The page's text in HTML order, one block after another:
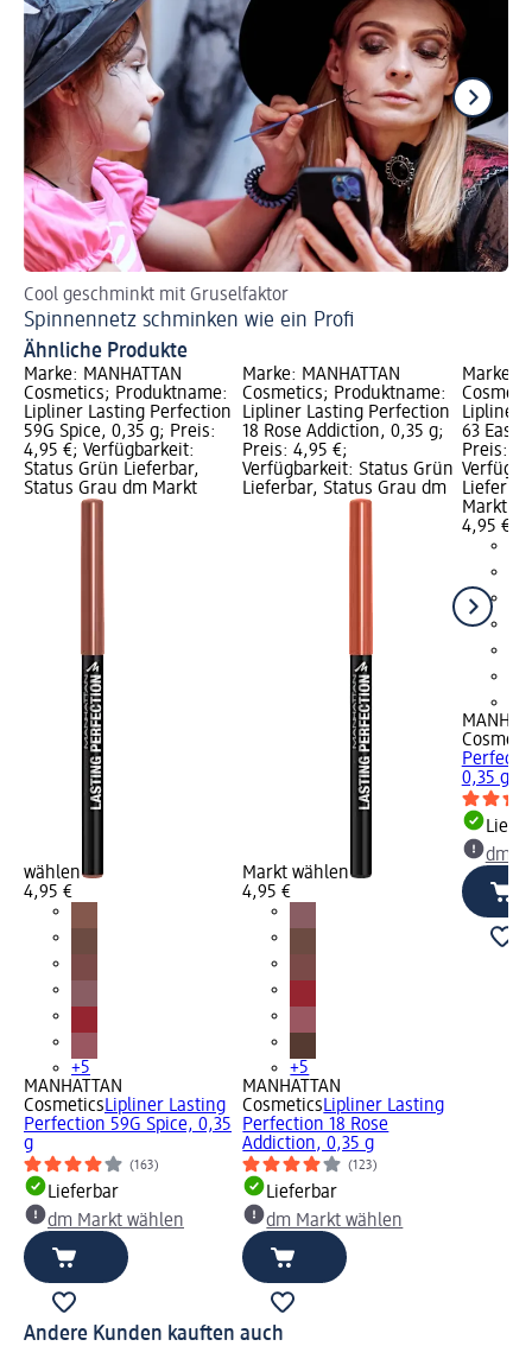
Cool geschminkt mit Gruselfaktor
Spinnennetz schminken wie ein Profi
Ähnliche Produkte
Marke: MANHATTAN
Cosmetics; Produktname:
Lipliner Lasting Perfection
59G Spice, 0,35 g; Preis:
4,95 €; Verfügbarkeit:
Status Grün Lieferbar,
Status Grau dm Markt
wählen
4,95 €
+5
MANHATTAN
CosmeticsLipliner Lasting
Perfection 59G Spice, 0,35
g
(163)
Lieferbar
dm Markt wählen
Marke: MANHATTAN
Cosmetics; Produktname:
Lipliner Lasting Perfection
18 Rose Addiction, 0,35 g;
Preis: 4,95 €;
Verfügbarkeit: Status Grün
Lieferbar, Status Grau dm
Markt wählen
4,95 €
+5
MANHATTAN
CosmeticsLipliner Lasting
Perfection 18 Rose
Addiction, 0,35 g
(123)
Lieferbar
dm Markt wählen
Marke:
Lipliner
63
Preis:
Markt
4,95 €
0,35 g
dm
Andere Kunden kauften auch